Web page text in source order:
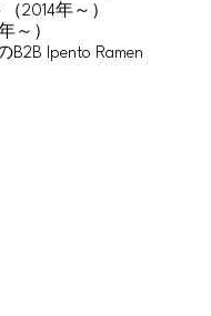
2014年～）
～）
B2B Ipento Ramen